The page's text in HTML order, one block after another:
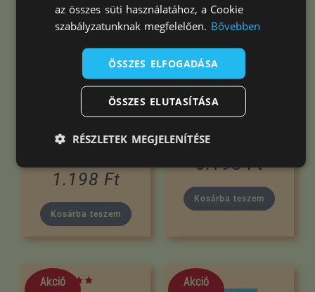
Chipsi Forgács
Plus Zöld Alma
1.398Ft
1.198 Ft
Kosárba teszem
Chipsi Kukorica
Alom Family 20L
6.798
6.198Ft
Kosárba teszem
Akció
Akció
az összes süti használatához, a Cookie
szabályzatunknak megfelelően. Bővebben
ÖSSZES ELFOGADÁSA
ÖSSZES ELUTASÍTÁSA
RÉSZLETEK MEGJELENÍTÉSE